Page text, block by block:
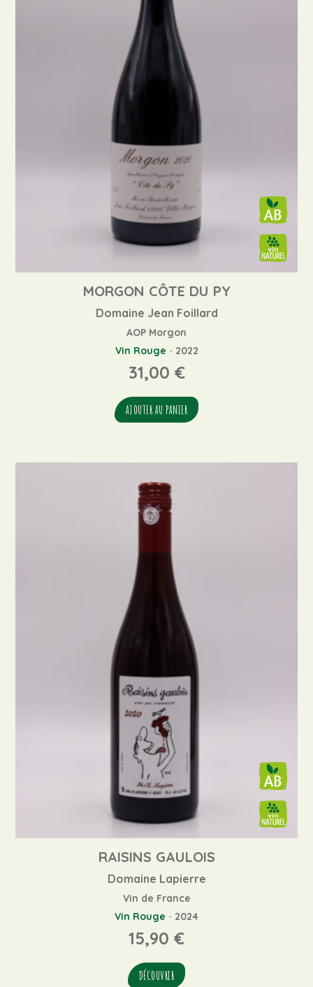
MORGON CÔTE DU PY
Domaine Jean Foillard
AOP Morgon
Vin Rouge - 2022
31,00 €
AJOUTER AU PANIER
RAISINS GAULOIS
Domaine Lapierre
Vin de France
Vin Rouge - 2024
15,90 €
DÉCOUVRIR